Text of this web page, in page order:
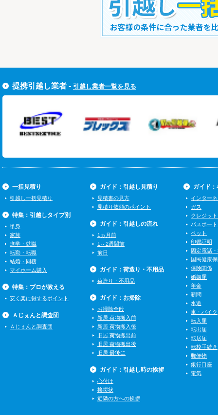
提携引越し業者 - 引越し業者一覧を見る
一括見積り
引越し一括見積り
特集：引越しタイプ別
単身
家族
進学・就職
転勤・転職
結婚・同棲
マイホーム購入
特集：プロが教える
安く楽に得するポイント
Ａじぇんと調査団
Ａじぇんと調査団
ガイド：引越し見積り
見積書の見方
見積り依頼のポイント
ガイド：引越しの流れ
1ヵ月前
1～2週間前
前日
ガイド：荷造り・不用品
荷造り・不用品
ガイド：お掃除
お掃除全般
新居 荷物搬入前
新居 荷物搬入後
旧居 荷物搬出前
旧居 荷物搬出後
旧居 最後に
ガイド：引越し時の挨拶
心付け
挨拶状
近隣の方への挨拶
ガイド
インター
ガス
クレジッ
パスポート
ペット
印鑑証明
固定電話
国民健康
保険関係
婚姻届
年金
新聞
水道
車・バイク
転入届
転出届
転居届
転校手続き
郵便物
銀行口座
電気